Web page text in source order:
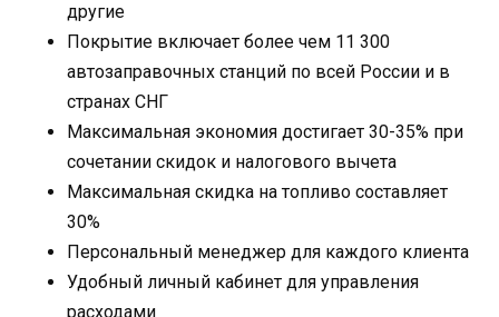
другие
Покрытие включает более чем 11 300
автозаправочных станций по всей России и в
странах СНГ
Максимальная экономия достигает 30-35% при
сочетании скидок и налогового вычета
Максимальная скидка на топливо составляет
30%
Персональный менеджер для каждого клиента
Удобный личный кабинет для управления
расходами